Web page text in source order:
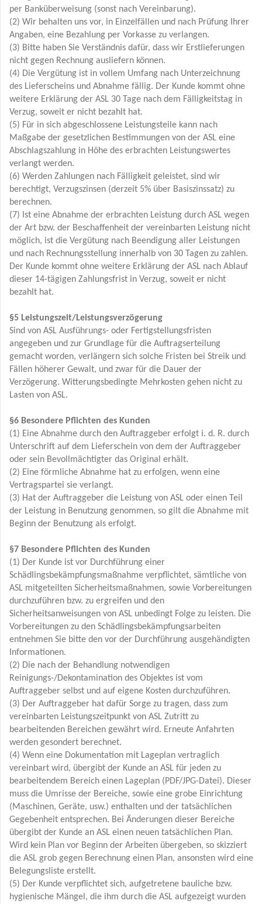
per Banküberweisung (sonst nach Vereinbarung).
(2) Wir behalten uns vor, in Einzelfällen und nach Prüfung Ihrer
Angaben, eine Bezahlung per Vorkasse zu verlangen.
(3) Bitte haben Sie Verständnis dafür, dass wir Erstlieferungen
nicht gegen Rechnung ausliefern können.
(4) Die Vergütung ist in vollem Umfang nach Unterzeichnung
des Lieferscheins und Abnahme fällig. Der Kunde kommt ohne
weitere Erklärung der ASL 30 Tage nach dem Fälligkeitstag in
Verzug, soweit er nicht bezahlt hat.
(5) Für in sich abgeschlossene Leistungsteile kann nach
Maßgabe der gesetzlichen Bestimmungen von der ASL eine
Abschlagszahlung in Höhe des erbrachten Leistungswertes
verlangt werden.
(6) Werden Zahlungen nach Fälligkeit geleistet, sind wir
berechtigt, Verzugszinsen (derzeit 5% über Basiszinssatz) zu
berechnen.
(7) Ist eine Abnahme der erbrachten Leistung durch ASL wegen
der Art bzw. der Beschaffenheit der vereinbarten Leistung nicht
möglich, ist die Vergütung nach Beendigung aller Leistungen
und nach Rechnungsstellung innerhalb von 30 Tagen zu zahlen.
Der Kunde kommt ohne weitere Erklärung der ASL nach Ablauf
dieser 14-tägigen Zahlungsfrist in Verzug, soweit er nicht
bezahlt hat.
§5 Leistungszeit/Leistungsverzögerung
Sind von ASL Ausführungs- oder Fertigstellungsfristen
angegeben und zur Grundlage für die Auftragserteilung
gemacht worden, verlängern sich solche Fristen bei Streik und
Fällen höherer Gewalt, und zwar für die Dauer der
Verzögerung. Witterungsbedingte Mehrkosten gehen nicht zu
Lasten von ASL.
§6 Besondere Pflichten des Kunden
(1) Eine Abnahme durch den Auftraggeber erfolgt i. d. R. durch
Unterschrift auf dem Lieferschein von dem der Auftraggeber
oder sein Bevollmächtigter das Original erhält.
(2) Eine förmliche Abnahme hat zu erfolgen, wenn eine
Vertragspartei sie verlangt.
(3) Hat der Auftraggeber die Leistung von ASL oder einen Teil
der Leistung in Benutzung genommen, so gilt die Abnahme mit
Beginn der Benutzung als erfolgt.
§7 Besondere Pflichten des Kunden
(1) Der Kunde ist vor Durchführung einer
Schädlingsbekämpfungsmaßnahme verpflichtet, sämtliche von
ASL mitgeteilten Sicherheitsmaßnahmen, sowie Vorbereitungen
durchzuführen bzw. zu ergreifen und den
Sicherheitsanweisungen von ASL unbedingt Folge zu leisten. Die
Vorbereitungen zu den Schädlingsbekämpfungsarbeiten
entnehmen Sie bitte den vor der Durchführung ausgehändigten
Informationen.
(2) Die nach der Behandlung notwendigen
Reinigungs-/Dekontamination des Objektes ist vom
Auftraggeber selbst und auf eigene Kosten durchzuführen.
(3) Der Auftraggeber hat dafür Sorge zu tragen, dass zum
vereinbarten Leistungszeitpunkt von ASL Zutritt zu
bearbeitenden Bereichen gewährt wird. Erneute Anfahrten
werden gesondert berechnet.
(4) Wenn eine Dokumentation mit Lageplan vertraglich
vereinbart wird, übergibt der Kunde an ASL für jeden zu
bearbeitendem Bereich einen Lageplan (PDF/JPG-Datei). Dieser
muss die Umrisse der Bereiche, sowie eine grobe Einrichtung
(Maschinen, Geräte, usw.) enthalten und der tatsächlichen
Gegebenheit entsprechen. Bei Änderungen dieser Bereiche
übergibt der Kunde an ASL einen neuen tatsächlichen Plan.
Wird kein Plan vor Beginn der Arbeiten übergeben, so skizziert
die ASL grob gegen Berechnung einen Plan, ansonsten wird eine
Belegungsliste erstellt.
(5) Der Kunde verpflichtet sich, aufgetretene bauliche bzw.
hygienische Mängel, die ihm durch die ASL aufgezeigt wurden